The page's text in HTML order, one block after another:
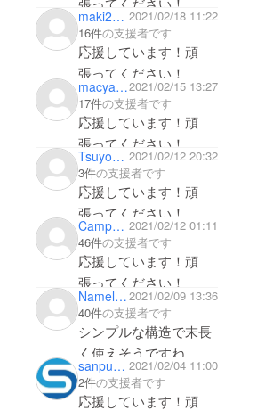
maki2591 2021/02/18 11:22
16件の支援者です
応援しています！頑
張ってください！
macya12342021/02/15 13:27
17件の支援者です
応援しています！頑
張ってください！
Tsuyoshi55 2021/02/12 20:32
3件の支援者です
応援しています！頑
張ってください！
Campground 2021/02/12 01:11
46件の支援者です
応援しています！頑
張ってください！
Nameless07742021/02/09 13:36
40件の支援者です
シンプルな構造で末長
く使えそうですね。
小型のセキュリティ用
品はなかなか見付から
sanpucoltd 2021/02/04 11:00
2件の支援者です
応援しています！頑